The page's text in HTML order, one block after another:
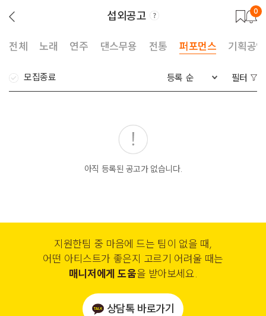
섭외공고
뒤
로
기
0
전체 노래 연주 댄스무용 전통 퍼포먼스 기획공연
모집종료 등록 순 필터
아직 등록된 공고가 없습니다.
지원한팀 중 마음에 드는 팀이 없을 때,
어떤 아티스트가 좋은지 고르기 어려울 때는
매니저에게 도움을 받아보세요.
상담톡 바로가기